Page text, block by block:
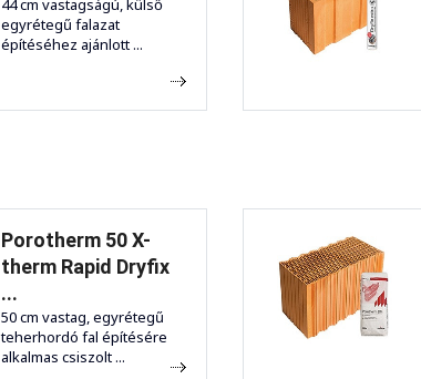
egyrétegű falazat
építéséhez ajánlott ...
Porotherm 50 X-
therm Rapid Dryfix
...
50 cm vastag, egyrétegű
teherhordó fal építésére
alkalmas csiszolt ...